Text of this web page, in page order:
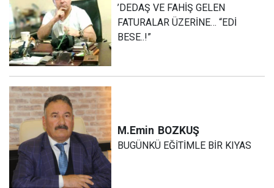
’DEDAŞ VE FAHİŞ GELEN
FATURALAR ÜZERİNE… “EDİ
BESE..!”
M.Emin BOZKUŞ
BUGÜNKÜ EĞİTİMLE BİR KIYAS